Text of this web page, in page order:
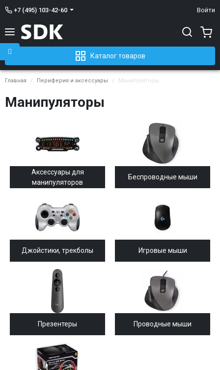
+7 (495) 103-42-60 Войти
Каталог товаров
Главная Периферия и аксессуары Манипуляторы
Манипуляторы
Аксессуары для
манипуляторов
Беспроводные мыши
Джойстики, трекболы Игровые мыши
Презентеры Проводные мыши